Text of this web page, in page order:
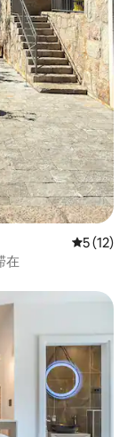
レビュー
5 (12)
在